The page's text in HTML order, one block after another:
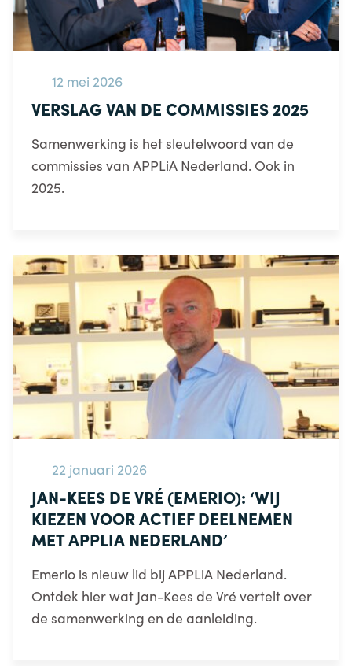
12 mei 2026
VERSLAG VAN DE COMMISSIES 2025
Samenwerking is het sleutelwoord van de
commissies van APPLiA Nederland. Ook in
2025.
22 januari 2026
JAN-KEES DE VRÉ (EMERIO): ‘WIJ
KIEZEN VOOR ACTIEF DEELNEMEN
MET APPLIA NEDERLAND’
Emerio is nieuw lid bij APPLiA Nederland.
Ontdek hier wat Jan-Kees de Vré vertelt over
de samenwerking en de aanleiding.